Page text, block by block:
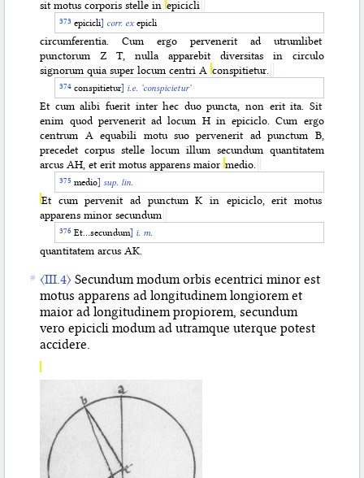
sit motus corporis stelle in epicicli
epicicli] corr. exepicli
circumferentia. Cum ergo pervenerit ad utrumlibet
punctorum Z T, nulla apparebit diversitas in circulo
signorum quia super locum centri A conspitietur.
conspitietur] i.e. ‘conspicietur’
Et cum alibi fuerit inter hec duo puncta, non erit ita. Sit
enim quod pervenerit ad locum H in epiciclo. Cum ergo
centrum A equabili motu suo pervenerit ad punctum B,
precedet corpus stelle locum illum secundum quantitatem
arcus AH, et erit motus apparens maior medio.
medio] sup. lin.
Et cum pervenit ad punctum K in epiciclo, erit motus
apparens minor secundum
Et…secundum] i. m.
quantitatem arcus AK.
〈III.4〉 Secundum modum orbis ecentrici minor est
motus apparens ad longitudinem longiorem et
maior ad longitudinem propiorem, secundum
vero epicicli modum ad utramque uterque potest
accidere.